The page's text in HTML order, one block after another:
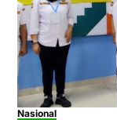
Nasional